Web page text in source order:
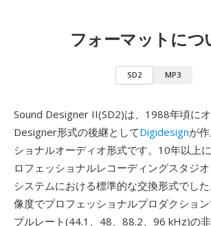
フォーマットにつ
SD2 MP3
Sound Designer II(SD2)は、1988年頃に
Designer形式の後継としてDigidesignが
ショナルオーディオ形式です。10年以上
ロフェッショナルレコーディングスタジ
システムにおける標準的な交換形式でし
像度でプロフェッショナルプロダクショ
プルレート(44.1、48、88.2、96 kHz)の